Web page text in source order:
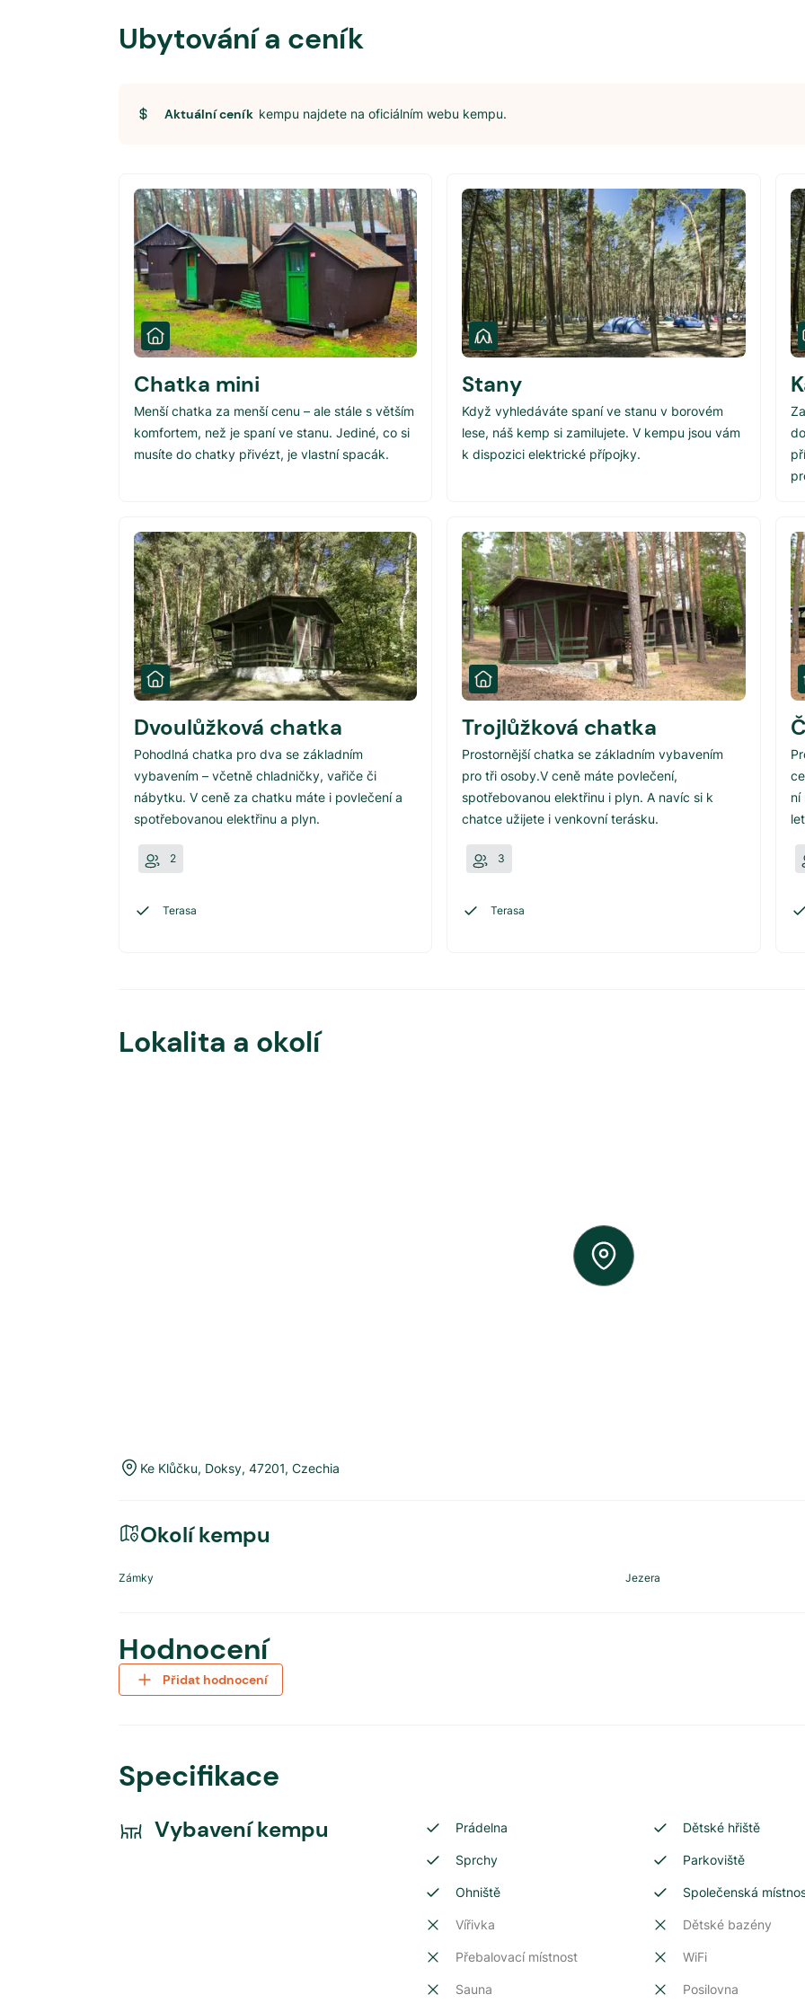
Ubytování a ceník
Aktuální ceník kempu najdete na oficiálním webu kempu.
Chatka mini
Menší chatka za menší cenu – ale stále s větším
komfortem, než je spaní ve stanu. Jediné, co si
musíte do chatky přivézt, je vlastní spacák.
Stany
Když vyhledáváte spaní ve stanu v borovém
lese, náš kemp si zamilujete. V kempu jsou vám
k dispozici elektrické přípojky.
Dvoulůžková chatka
Pohodlná chatka pro dva se základním
vybavením – včetně chladničky, vařiče či
nábytku. V ceně za chatku máte i povlečení a
spotřebovanou elektřinu a plyn.
2
Terasa
Trojlůžková chatka
Prostornější chatka se základním vybavením
pro tři osoby.V ceně máte povlečení,
spotřebovanou elektřinu i plyn. A navíc si k
chatce užijete i venkovní terásku.
3
Terasa
ní
Lokalita a okolí
Ke Klůčku, Doksy, 47201, Czechia
Okolí kempu
Zámky Jezera
Hodnocení
Přidat hodnocení
Specifikace
Vybavení kempu Prádelna Dětské hřiště
Sprchy Parkoviště
Ohniště Společenská
Vířivka Dětské bazény
Přebalovací místnost WiFi
Sauna Posilovna